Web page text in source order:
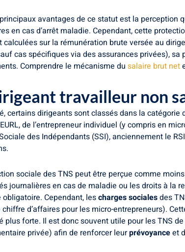
avantages de ce statut est la perception
en cas d’arrêt maladie. Cependant, cette
calculées sur la rémunération brute versée au
cas spécifiques via des assurances privées),
Comprendre le mécanisme du salaire brut net
travailleur non
certains dirigeants sont classés dans la
de l’entrepreneur individuel (y compris en
des Indépendants (SSI), anciennement le
sociale des TNS peut être perçue comme
journalières en cas de maladie ou les droits à la
Cependant, lescharges socialesdes
chiffre d’affaires pour les micro-entrepreneurs).
plus forte. Il est donc souvent utile pour les TNS
privée) afin de renforcer leurprévoyanceet